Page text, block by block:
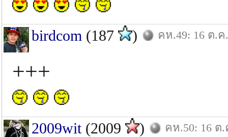
birdcom (187 ) คห.49: 16 ต.ค
+++
2009wit(2009 ) คห.50: 16 ต.